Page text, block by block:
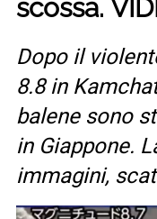
scossa.
Dopo il
8.8 in
balene sono
in Giappone.
immagini,